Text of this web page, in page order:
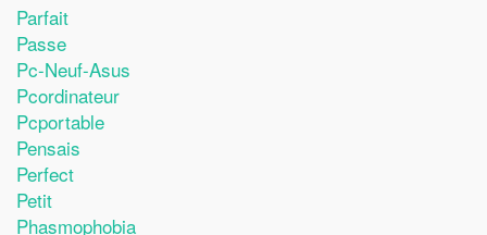
Parfait
Passe
Pc-Neuf-Asus
Pcordinateur
Pcportable
Pensais
Perfect
Petit
Phasmophobia